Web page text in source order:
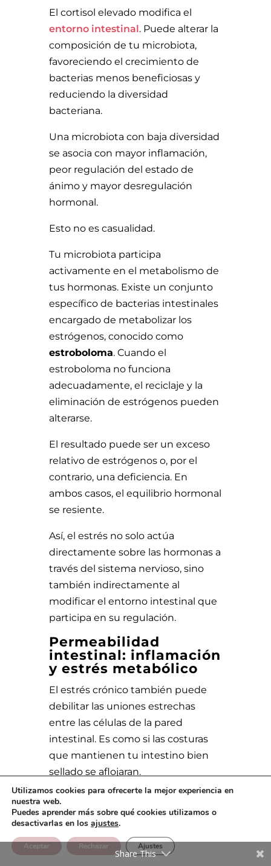
El cortisol elevado modifica el
entorno intestinal. Puede alterar la
composición de tu microbiota,
favoreciendo el crecimiento de
bacterias menos beneficiosas y
reduciendo la diversidad
bacteriana.
Una microbiota con baja diversidad
se asocia con mayor inflamación,
peor regulación del estado de
ánimo y mayor desregulación
hormonal.
Esto no es casualidad.
Tu microbiota participa
activamente en el metabolismo de
tus hormonas. Existe un conjunto
específico de bacterias intestinales
encargado de metabolizar los
estrógenos, conocido como
estroboloma. Cuando el
estroboloma no funciona
adecuadamente, el reciclaje y la
eliminación de estrógenos pueden
alterarse.
El resultado puede ser un exceso
relativo de estrógenos o, por el
contrario, una deficiencia. En
ambos casos, el equilibrio hormonal
se resiente.
Así, el estrés no solo actúa
directamente sobre las hormonas a
través del sistema nervioso, sino
también indirectamente al
modificar el entorno intestinal que
participa en su regulación.
Permeabilidad
intestinal: inflamación
y estrés metabólico
El estrés crónico también puede
debilitar las uniones estrechas
entre las células de la pared
intestinal. Es como si las costuras
que mantienen tu intestino bien
sellado se aflojaran.
Cuando esto ocurre, fragmentos de
alimentos mal digeridos, toxinas o
componentes bacterianos pueden
atravesar la barrera intestinal y
Utilizamos cookies para ofrecerte la mejor experiencia en
nuestra web.
Puedes aprender más sobre qué cookies utilizamos o
desactivarlas en los ajustes.
Aceptar Rechazar Ajustes
Share This